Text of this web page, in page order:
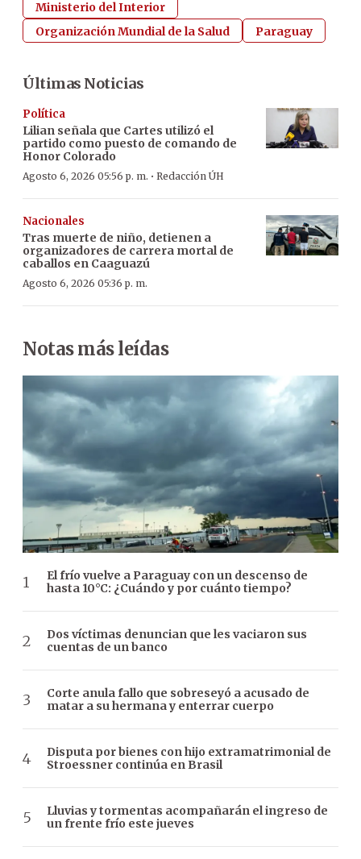
Ministerio del Interior
Organización Mundial de la Salud
Paraguay
Últimas Noticias
Política
Lilian señala que Cartes utilizó el
partido como puesto de comando de
Honor Colorado
Agosto 6, 2026 05:56 p. m. · Redacción ÚH
Nacionales
Tras muerte de niño, detienen a
organizadores de carrera mortal de
caballos en Caaguazú
Agosto 6, 2026 05:36 p. m.
Notas más leídas
El frío vuelve a Paraguay con un descenso de
hasta 10°C: ¿Cuándo y por cuánto tiempo?
Dos víctimas denuncian que les vaciaron sus
cuentas de un banco
Corte anula fallo que sobreseyó a acusado de
matar a su hermana y enterrar cuerpo
Disputa por bienes con hijo extramatrimonial de
Stroessner continúa en Brasil
Lluvias y tormentas acompañarán el ingreso de
un frente frío este jueves